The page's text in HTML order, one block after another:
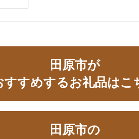
田原市が
すすめするお礼品はこ
田原市の